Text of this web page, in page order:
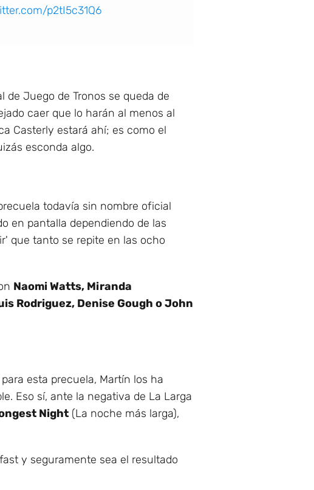
p2tI5c31Q6
Juego de Tronos se queda de
caer que lo harán al menos al
Casterly estará ahí; es como el
esconda algo.
todavía sin nombre oficial
en pantalla dependiendo de las
que tanto se repite en las ocho
Naomi Watts, Miranda
Rodriguez, Denise Gough o John
esta precuela, Martín los ha
Eso sí, ante la negativa de La Larga
Night (La noche más larga),
y seguramente sea el resultado